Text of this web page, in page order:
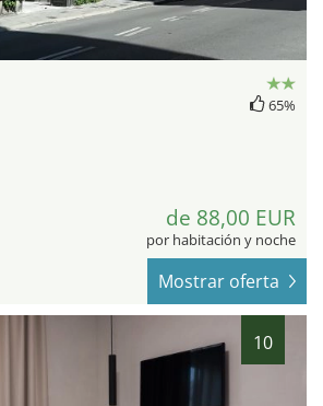
65%
de 88,00 EUR
por habitación y noche
Mostrar oferta
10